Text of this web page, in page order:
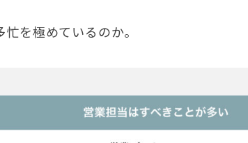
を極めているのか。